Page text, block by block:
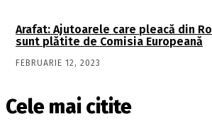
Arafat: Ajutoarele care pleacă din
sunt plătite de Comisia Europeană
FEBRUARIE 12, 2023
Cele mai citite